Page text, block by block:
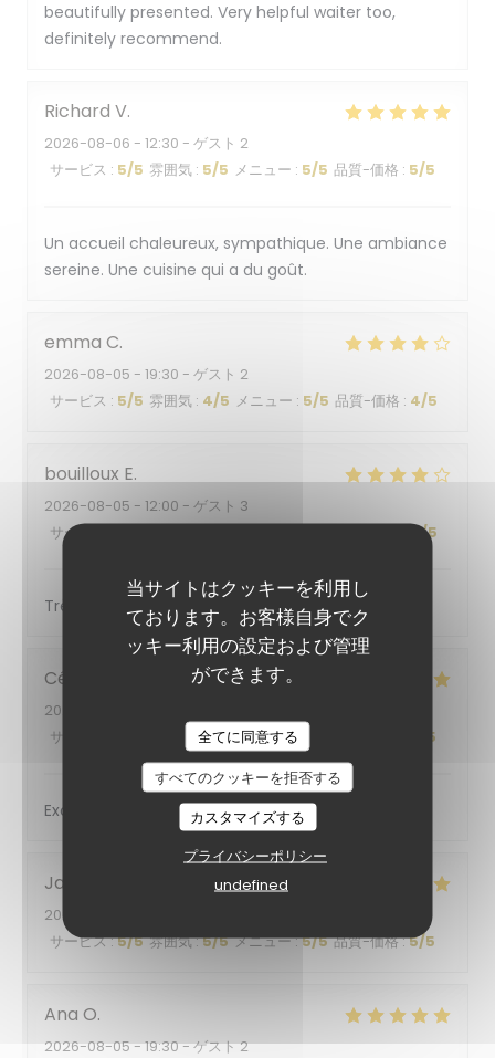
当サイトはクッキーを利用し
ております。お客様自身でク
ッキー利用の設定および管理
ができます。
全てに同意する
すべてのクッキーを拒否する
カスタマイズする
プライバシーポリシー
undefined
beautifully presented. Very helpful waiter too,
definitely recommend.
Richard V
2026-08-06 - 12:30 - ゲスト 2
サービス : 5/5 雰囲気 : 5/5 メニュー : 5/5 品質-価格 : 5/5
Un accueil chaleureux, sympathique. Une ambiance
sereine. Une cuisine qui a du goût.
emma C
2026-08-05 - 19:30 - ゲスト 2
サービス : 5/5 雰囲気 : 4/5 メニュー : 5/5 品質-価格 : 4/5
bouilloux E
2026-08-05 - 12:00 - ゲスト 3
サービス
5/5
Très bon accueil et service
Cécile
2026-08-06
サービス
:4/5 メニュー: /5
Excellent
Jacqueline
2026-08-03
サービス:5/5 雰囲気:5/5 メニュー:5/5 品質-価格:5/5
Ana O
2026-08-05- 19:30 - ゲスト 2